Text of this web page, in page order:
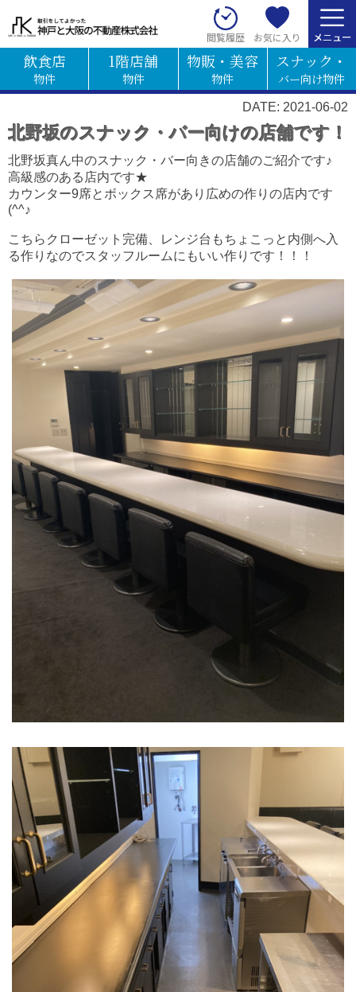
閲覧履歴 お気に入り
飲食店
物件
1階店舗
物件
物販・美容
物件
スナック・
バー向け物件
DATE: 2021-06-02
北野坂のスナック・バー向けの店舗です！
北野坂真ん中のスナック・バー向きの店舗のご紹介です♪
高級感のある店内です★
カウンター9席とボックス席があり広めの作りの店内です
(^^♪
こちらクローゼット完備、レンジ台もちょこっと内側へ入
る作りなのでスタッフルームにもいい作りです！！！